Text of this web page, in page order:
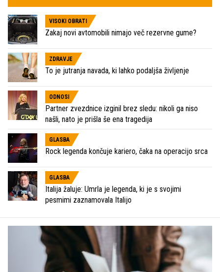
VISOKI OBRATI
Zakaj novi avtomobili nimajo več rezervne gume?
ZDRAVJE
To je jutranja navada, ki lahko podaljša življenje
ODNOSI
Partner zvezdnice izginil brez sledu: nikoli ga niso
našli, nato je prišla še ena tragedija
GLASBA
Rock legenda končuje kariero, čaka na operacijo srca
GLASBA
Italija žaluje: Umrla je legenda, ki je s svojimi
pesmimi zaznamovala Italijo